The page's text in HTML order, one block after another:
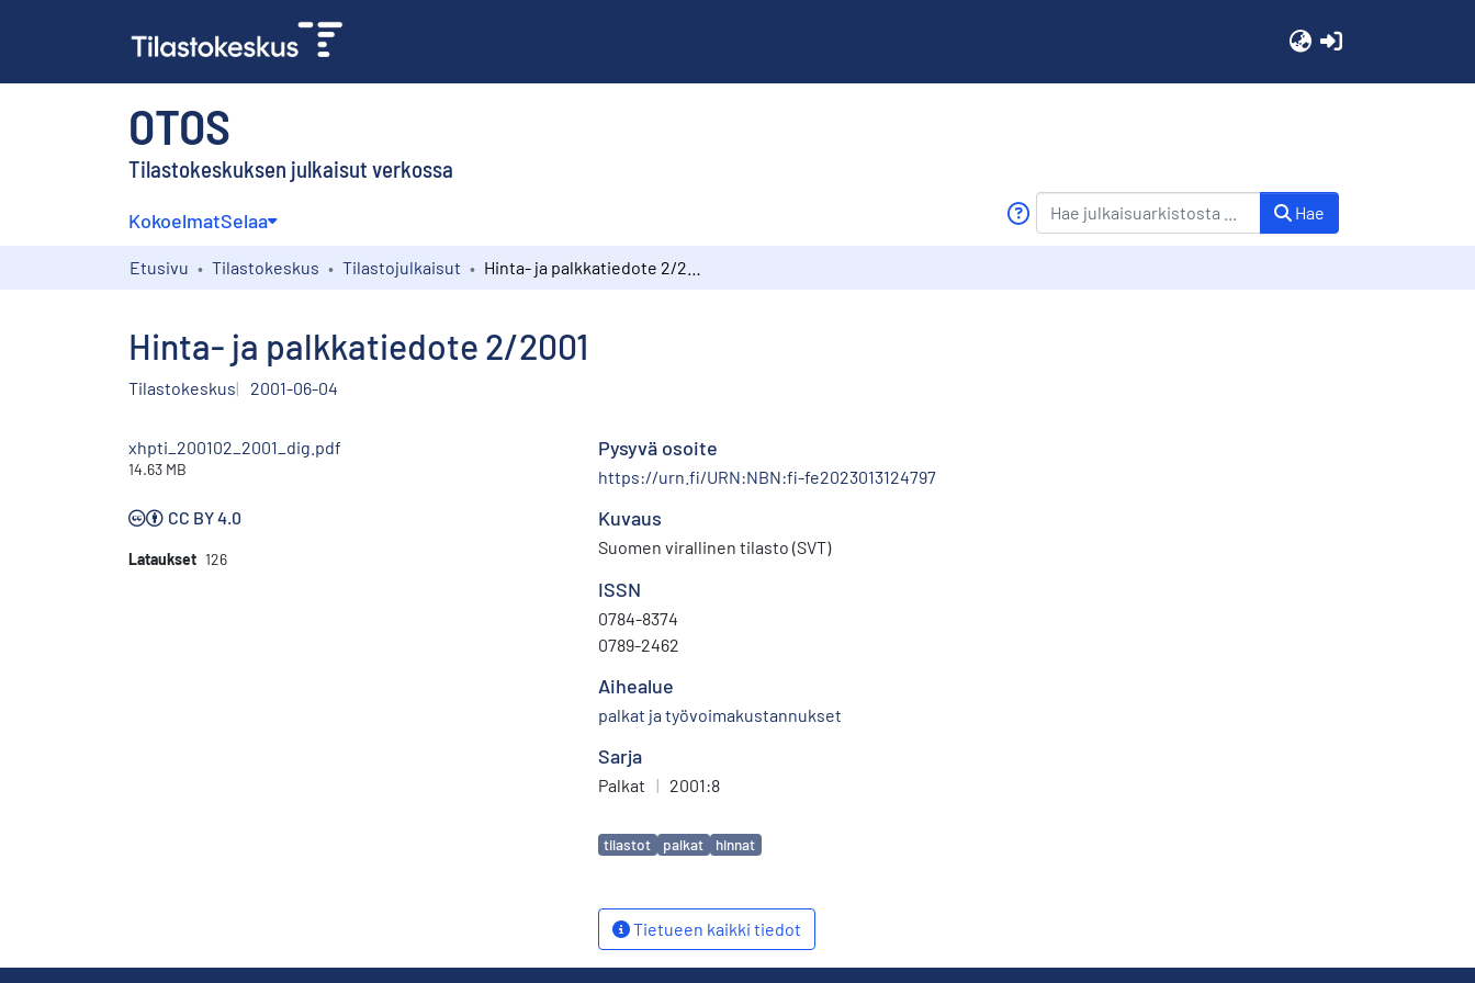
OTOS
Tilastokeskuksen julkaisut verkossa
KokoelmatSelaa Hae
Etusivu Tilastokeskus Tilastojulkaisut
Hinta- ja palkkatiedote 2/2001
Tilastokeskus 2001-06-04
xhpti_200102_2001_dig.pdf
14.63 MB
CC BY 4.0
Lataukset 126
Pysyvä osoite
https://urn.fi/URN:NBN:fi-fe2023013124797
Kuvaus
Suomen virallinen tilasto (SVT)
ISSN
0784-8374
0789-2462
Aihealue
palkat ja työvoimakustannukset
Sarja
Palkat | 2001:8
Avainsanat
tilastot palkat hinnat
Tietueen kaikki tiedot